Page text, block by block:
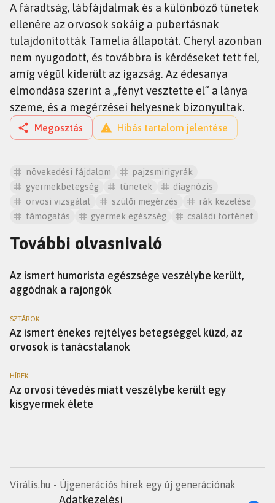
A fáradtság, lábfájdalmak és a különböző tünetek
ellenére az orvosok sokáig a pubertásnak
tulajdonították Tamelia állapotát. Cheryl azonban
nem nyugodott, és továbbra is kérdéseket tett fel,
amíg végül kiderült az igazság. Az édesanya
elmondása szerint a „fényt vesztette el” a lánya
szeme, és a megérzései helyesnek bizonyultak.
Megosztás Hibás tartalom jelentése
növekedési fájdalom
pajzsmirigyrák
gyermekbetegség
tünetek
diagnózis
orvosi vizsgálat
szülői megérzés
rák kezelése
támogatás
gyermek egészség családi történet
További olvasnivaló
Az ismert humorista egészsége veszélybe került,
aggódnak a rajongók
SZTÁROK
Az ismert énekes rejtélyes betegséggel küzd, az
orvosok is tanácstalanok
HÍREK
Az orvosi tévedés miatt veszélybe került egy
kisgyermek élete
Virális.hu - Újgenerációs hírek egy új generációnak
Adatkezelési